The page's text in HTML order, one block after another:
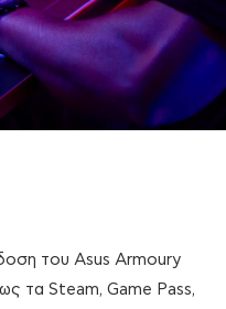
του Asus Armoury
τα Steam, Game Pass,